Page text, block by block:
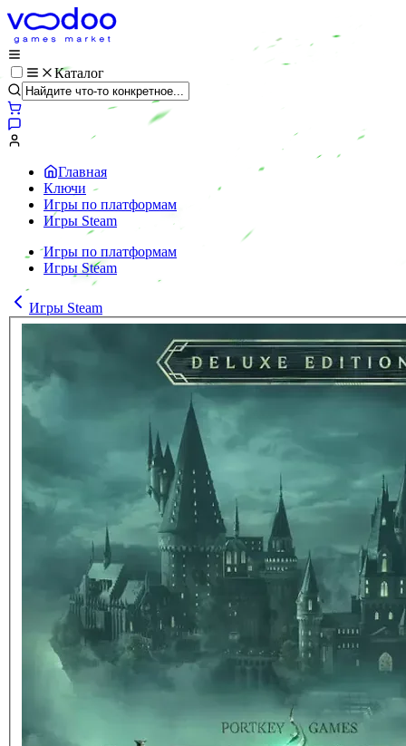
Каталог
Главная
Ключи
Игры по платформам
Игры Steam
Игры по платформам
Игры Steam
Игры Steam